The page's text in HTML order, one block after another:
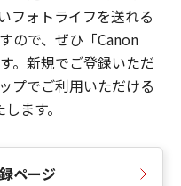
フォトライフを送れる
ので、ぜひ「Canon
。新規でご登録いただ
プでご利用いただける
ます。
ページ